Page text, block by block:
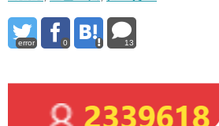
error 0 13